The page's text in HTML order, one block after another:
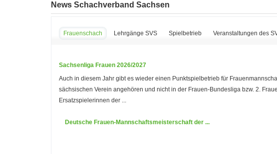
News Schachverband Sachsen
Frauenschach Lehrgänge SVS Spielbetrieb Veranstaltungen des
Sachsenliga Frauen 2026/2027
Auch in diesem Jahr gibt es wieder einen Punktspielbetrieb für
sächsischen Verein angehören und nicht in der Frauen-Bundesliga bzw. 2.
Ersatzspielerinnen der ...
Deutsche Frauen-Mannschaftsmeisterschaft der ...